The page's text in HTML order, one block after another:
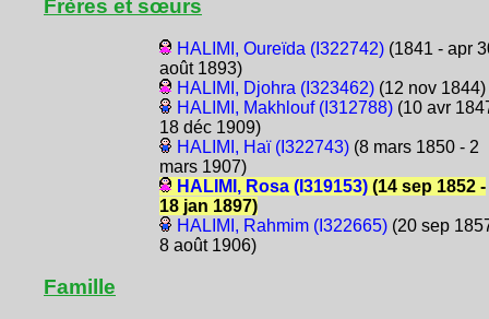
Frères et sœurs
HALIMI, Oureïda (I322742)(1841 - apr
août 1893)
HALIMI, Djohra (I323462)(12 nov 1844)
HALIMI, Makhlouf (I312788)(10 avr
18 déc 1909)
HALIMI, Haï (I322743)(8 mars 1850 - 2
mars 1907)
HALIMI, Rosa (I319153)(14 sep 1852 -
18 jan 1897)
HALIMI, Rahmim (I322665)(20 sep
8 août 1906)
Famille